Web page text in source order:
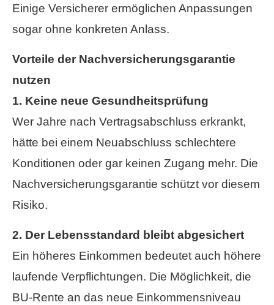
Einige Versicherer ermöglichen Anpassungen
sogar ohne konkreten Anlass.
Vorteile der Nachversicherungs­garantie
nutzen
1. Keine neue Gesundheitsprüfung
Wer Jahre nach Vertragsabschluss erkrankt,
hätte bei einem Neuabschluss schlechtere
Konditionen oder gar keinen Zugang mehr. Die
Nachversicherungsgarantie schützt vor diesem
Risiko.
2. Der Lebensstandard bleibt abgesichert
Ein höheres Einkommen bedeutet auch höhere
laufende Verpflichtungen. Die Möglichkeit, die
BU-Rente an das neue Einkommensniveau